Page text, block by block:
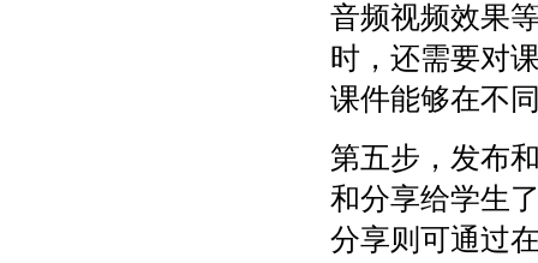
音频视频效果
时，还需要对
课件能够在不
第五步，发布
和分享给学生
分享则可通过